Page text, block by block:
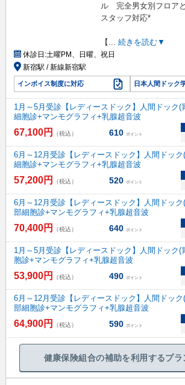
ル 完全男女別フロア
スタッフ対応*
【 続きを読む▼
休診日:土曜PM、日曜、祝日
新宿駅 / 新線新宿駅
インボイス制度に対応 日本人間ドック
1月～5月受診【レディースドック】人間ドック(
細胞診+マンモグラフィ+乳腺超音波
67,100円 （税込） 610 ポイント
6月～12月受診【レディースドック】人間ドッ
細胞診+マンモグラフィ+乳腺超音波
57,200円 （税込） 520 ポイント
6月～12月受診【レディースドック】人間ドッ
部細胞診+マンモグラフィ+乳腺超音波
70,400円 （税込） 640 ポイント
1月～5月受診【レディースドック】人間ドック(
胞診+マンモグラフィ+乳腺超音波
53,900円 （税込） 490 ポイント
6月～12月受診【レディースドック】人間ドッ
部細胞診+マンモグラフィ+乳腺超音波
64,900円 （税込） 590 ポイント
健康保険組合の補助を利用するプラ